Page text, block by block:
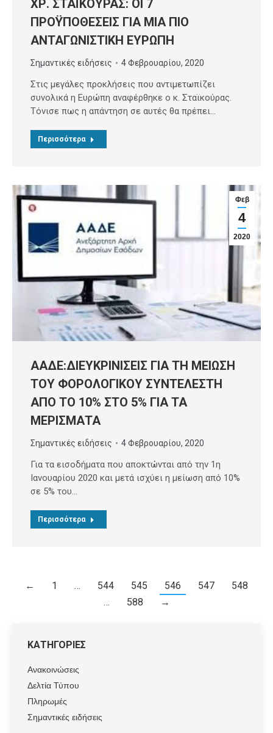
ΧΡ. ΣΤΑΪΚΟΥΡΑΣ: ΟΙ 7
ΠΡΟΫΠΟΘΕΣΕΙΣ ΓΙΑ ΜΙΑ ΠΙΟ
ΑΝΤΑΓΩΝΙΣΤΙΚΗ ΕΥΡΩΠΗ
Σημαντικές ειδήσεις 4 Φεβρουαρίου, 2020
Στις μεγάλες προκλήσεις που αντιμετωπίζει
συνολικά η Ευρώπη αναφέρθηκε ο κ. Σταϊκούρας.
Τόνισε πως η απάντηση σε αυτές θα πρέπει…
Περισσότερα
Φεβ
4
2020
ΑΑΔΕ:ΔΙΕΥΚΡΙΝΙΣΕΙΣ ΓΙΑ ΤΗ ΜΕΙΩΣΗ
ΤΟΥ ΦΟΡΟΛΟΓΙΚΟΥ ΣΥΝΤΕΛΕΣΤΗ
ΑΠΟ ΤΟ 10% ΣΤΟ 5% ΓΙΑ ΤΑ
ΜΕΡΙΣΜΑΤΑ
Σημαντικές ειδήσεις 4 Φεβρουαρίου, 2020
Για τα εισοδήματα που αποκτώνται από την 1η
Ιανουαρίου 2020 και μετά ισχύει η μείωση από 10%
σε 5% του…
Περισσότερα
← 1 … 544 545 546 547
548
…
588 →
ΚΑΤΗΓΟΡΙΕΣ
Ανακοινώσεις
Δελτία Τύπου
Πληρωμές
Σημαντικές ειδήσεις